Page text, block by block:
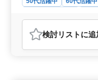
おすすめポイント
＜安定した働き方と
の求人は、完全週休
プライベートの時間を
検討リスト に追